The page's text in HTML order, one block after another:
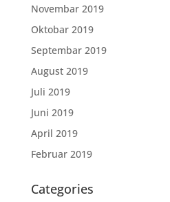
Novembar 2019
Oktobar 2019
Septembar 2019
August 2019
Juli 2019
Juni 2019
April 2019
Februar 2019
Categories